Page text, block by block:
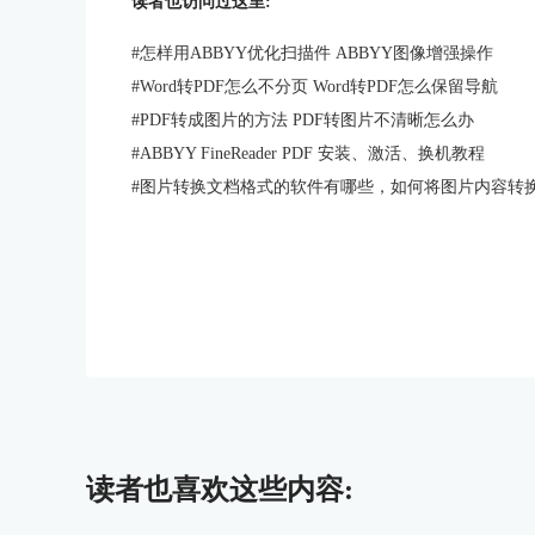
#怎样用ABBYY优化扫描件 ABBYY图像增强操作
#Word转PDF怎么不分页 Word转PDF怎么保留导航
#PDF转成图片的方法 PDF转图片不清晰怎么办
#ABBYY FineReader PDF 安装、激活、换机教程
#图片转换文档格式的软件有哪些，如何将图片内容转
读者也喜欢这些内容: